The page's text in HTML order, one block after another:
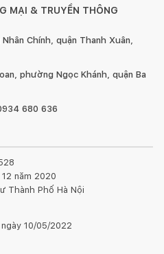
MẠI & TRUYỀN THÔNG
Chính, quận Thanh Xuân,
phường Ngọc Khánh, quận Ba
680 636
năm 2020
Thành Phố Hà Nội
10/05/2022